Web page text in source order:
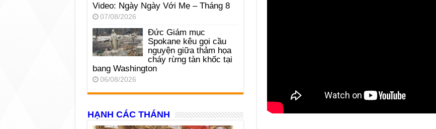
Video: Ngày Ngày Với Mẹ – Tháng 8
07/08/2026
Đức Giám mục
Spokane kêu gọi cầu
nguyện giữa thảm họa
cháy rừng tàn khốc tại
bang Washington
06/08/2026
HẠNH CÁC THÁNH